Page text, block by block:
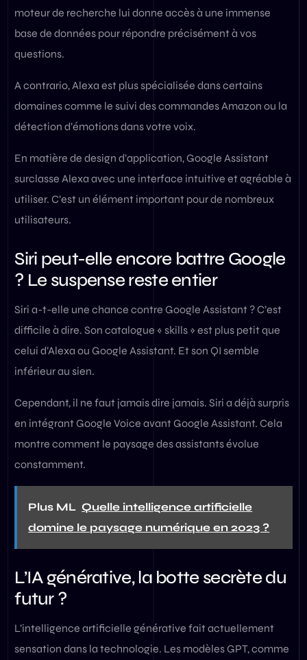
moteur de recherche lui donne accès à une immense
base de données pour répondre précisément à vos
questions.
A contrario, Alexa est plus spécialisée dans certains
domaines comme le suivi des commandes Amazon ou la
détection d’émotions dans votre voix.
En matière de design d’application, Google Assistant
surclasse Alexa avec une interface intuitive et agréable à
utiliser. C’est un élément important pour de nombreux
utilisateurs.
Siri peut-elle encore battre Google
? Le suspense reste entier
Siri a-t-elle une chance contre Google Assistant ? C’est
difficile à dire. Son catalogue « skills » est plus petit que
celui d’Alexa ou Google Assistant. Et son QI semble
inférieur au sien.
Cependant, il ne faut jamais dire jamais. Siri a déjà surpris
en intégrant Google Voice avant Google Assistant. Cela
montre comment le paysage des assistants évolue
constamment.
Plus ML Quelle intelligence artificielle
domine le paysage numérique en 2023 ?
L’IA générative, la botte secrète du
futur ?
L’intelligence artificielle générative fait actuellement
sensation dans la technologie. Les modèles GPT, comme